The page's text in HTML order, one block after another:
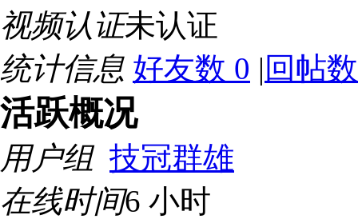
视频认证未认证
统计信息 好友数 0 | 回帖
活跃概况
用户组 技冠群雄
在线时间6 小时